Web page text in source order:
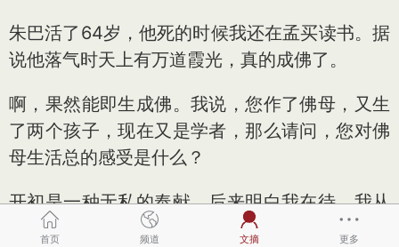
朱巴活了64岁，他死的时候我还在孟买读书。据
说他落气时天上有万道霞光，真的成佛了。
啊，果然能即生成佛。我说，您作了佛母，又生
了两个孩子，现在又是学者，那么请问，您对佛
母生活总的感受是什么？
开初是一种无私的奉献，后来明白我在待。我从
孟买社会学系毕业回不丹后，正逢多尔吉国王的
首页 频道 文摘 更多